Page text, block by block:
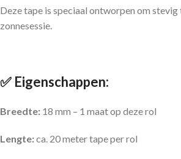
Deze tape is speciaal ontworpen om
zonnesessie.
✅ Eigenschappen:
Breedte: 18 mm – 1 maat op deze rol
Lengte:ca. 20 meter tape per rol